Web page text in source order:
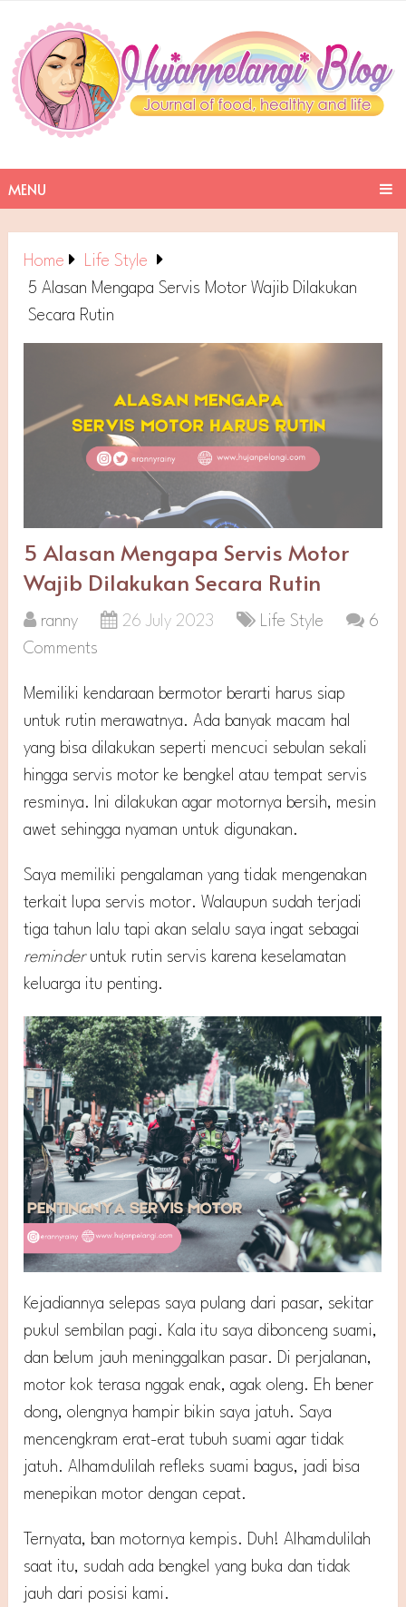
MENU
Home
Life Style
5 Alasan Mengapa Servis Motor Wajib Dilakukan
Secara Rutin
5 Alasan Mengapa Servis Motor
Wajib Dilakukan Secara Rutin
ranny 26 July 2023 Life Style
6
Comments
Memiliki kendaraan bermotor berarti harus siap
untuk rutin merawatnya. Ada banyak macam hal
yang bisa dilakukan seperti mencuci sebulan sekali
hingga servis motor ke bengkel atau tempat servis
resminya. Ini dilakukan agar motornya bersih, mesin
awet sehingga nyaman untuk digunakan.
Saya memiliki pengalaman yang tidak mengenakan
terkait lupa servis motor. Walaupun sudah terjadi
tiga tahun lalu tapi akan selalu saya ingat sebagai
reminder untuk rutin servis karena keselamatan
keluarga itu penting.
Kejadiannya selepas saya pulang dari pasar, sekitar
pukul sembilan pagi. Kala itu saya dibonceng suami,
dan belum jauh meninggalkan pasar. Di perjalanan,
motor kok terasa nggak enak, agak oleng. Eh bener
dong, olengnya hampir bikin saya jatuh. Saya
mencengkram erat-erat tubuh suami agar tidak
jatuh. Alhamdulilah refleks suami bagus, jadi bisa
menepikan motor dengan cepat.
Ternyata, ban motornya kempis. Duh! Alhamdulilah
saat itu, sudah ada bengkel yang buka dan tidak
jauh dari posisi kami.